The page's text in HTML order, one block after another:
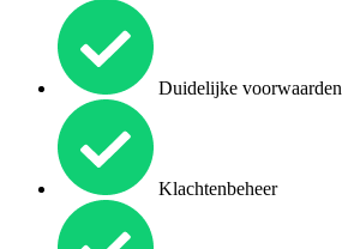
Duidelijke voorwaarden
Klachtenbeheer